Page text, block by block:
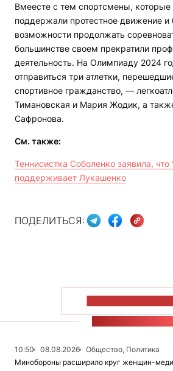
Вмеесте с тем спортсмены, которые
поддержали протестное движение
возможности продолжать
большинстве своем прекратили
деятельность. На Олимпиаду 2024
отправиться три атлетки,
спортивное гражданство, —
Тимановская и Мария Жодик, а
Сафронова.
См. также:
Теннисистка Соболенко заявила, что
поддерживает Лукашенко
ПОДЕЛИТЬСЯ:
10:50 08.08.2026
Общество, Политика
Минобороны расширило круг женщин-